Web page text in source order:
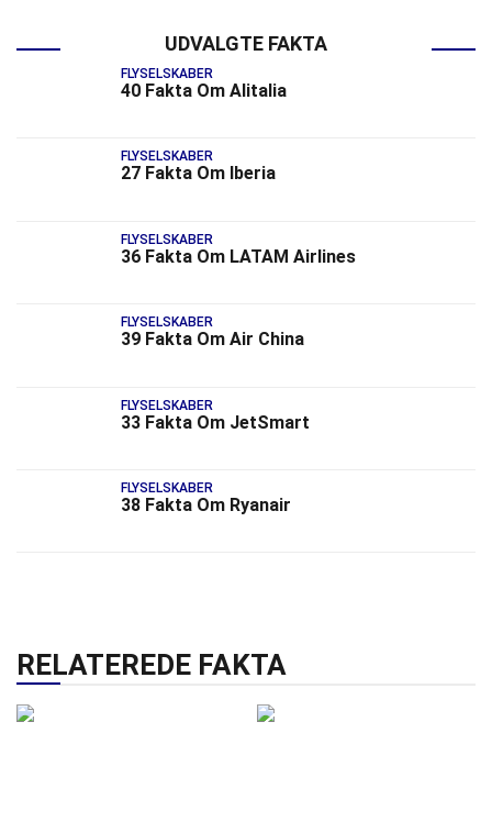
UDVALGTE FAKTA
FLYSELSKABER
40 Fakta Om Alitalia
FLYSELSKABER
27 Fakta Om Iberia
FLYSELSKABER
36 Fakta Om LATAM Airlines
FLYSELSKABER
39 Fakta Om Air China
FLYSELSKABER
33 Fakta Om JetSmart
FLYSELSKABER
38 Fakta Om Ryanair
RELATEREDE FAKTA